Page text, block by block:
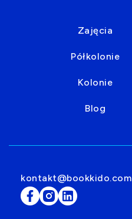
Zajęcia
Półkolonie
Kolonie
Blog
kontakt@bookkido.com